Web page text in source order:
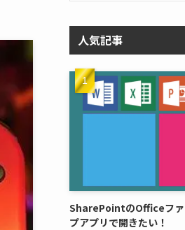
人気記事
SharePointのOfficeファ
プアプリで開きたい！